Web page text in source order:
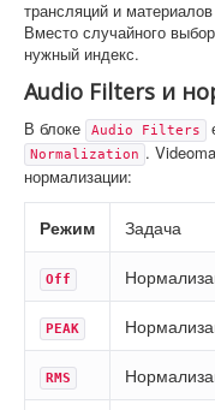
трансляций и
Вместо случайного
нужный индекс.
Audio Filters и
В блоке Audio Filters
Normalization .
нормализации:
Режим Задача
Off
PEAK
RMS